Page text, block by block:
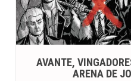
AVANTE,
ARENA DE